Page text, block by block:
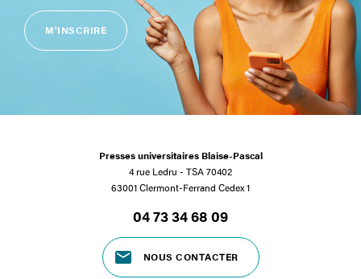
M'INSCRIRE
Presses universitaires Blaise-Pascal
4 rue Ledru - TSA 70402
63001 Clermont-Ferrand Cedex 1
04 73 34 68 09
NOUS CONTACTER